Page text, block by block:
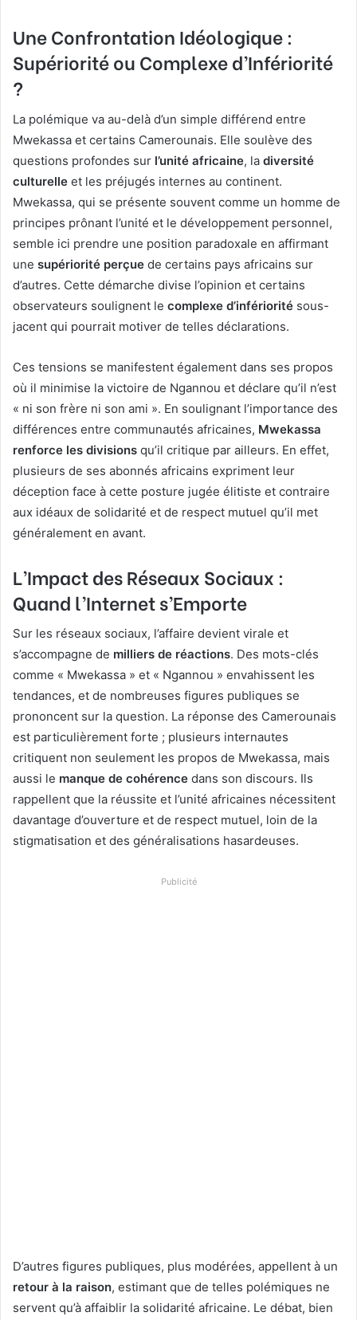
Une Confrontation Idéologique :
Supériorité ou Complexe d’Infériorité
?
La polémique va au-delà d’un simple différend entre
Mwekassa et certains Camerounais. Elle soulève des
questions profondes sur l’unité africaine, la diversité
culturelle et les préjugés internes au continent.
Mwekassa, qui se présente souvent comme un homme de
principes prônant l’unité et le développement personnel,
semble ici prendre une position paradoxale en affirmant
une supériorité perçue de certains pays africains sur
d’autres. Cette démarche divise l’opinion et certains
observateurs soulignent le complexe d’infériorité sous-
jacent qui pourrait motiver de telles déclarations.
Ces tensions se manifestent également dans ses propos
où il minimise la victoire de Ngannou et déclare qu’il n’est
« ni son frère ni son ami ». En soulignant l’importance des
différences entre communautés africaines, Mwekassa
renforce les divisions qu’il critique par ailleurs. En effet,
plusieurs de ses abonnés africains expriment leur
déception face à cette posture jugée élitiste et contraire
aux idéaux de solidarité et de respect mutuel qu’il met
généralement en avant.
L’Impact des Réseaux Sociaux :
Quand l’Internet s’Emporte
Sur les réseaux sociaux, l’affaire devient virale et
s’accompagne de milliers de réactions. Des mots-clés
comme « Mwekassa » et « Ngannou » envahissent les
tendances, et de nombreuses figures publiques se
prononcent sur la question. La réponse des Camerounais
est particulièrement forte ; plusieurs internautes
critiquent non seulement les propos de Mwekassa, mais
aussi le manque de cohérence dans son discours. Ils
rappellent que la réussite et l’unité africaines nécessitent
davantage d’ouverture et de respect mutuel, loin de la
stigmatisation et des généralisations hasardeuses.
Publicité
D’autres figures publiques, plus modérées, appellent à un
retour à la raison, estimant que de telles polémiques ne
servent qu’à affaiblir la solidarité africaine. Le débat, bien